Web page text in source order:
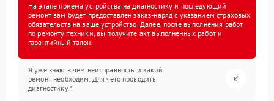
На этапе приема устройства на диагностику и последующий
ремонт вам будет предоставлен заказ-наряд с указанием страховых
обязательств на ваше устройство. Далее, после выполнения работ
по ремонту техники, вы получите акт выполненных работ и
гарантийный талон.
Я уже знаю в чем неисправность и какой
ремонт необходим. Для чего проводить
диагностику?